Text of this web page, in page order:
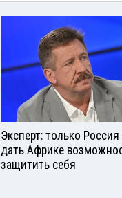
Эксперт: только
дать Африке
защитить себя